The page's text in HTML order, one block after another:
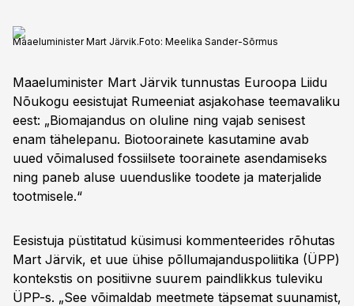
Maaeluminister Mart Järvik.Foto: Meelika Sander-Sõrmus
Maaeluminister Mart Järvik tunnustas Euroopa Liidu
Nõukogu eesistujat Rumeeniat asjakohase teemavaliku
eest: „Biomajandus on oluline ning vajab senisest
enam tähelepanu. Biotoorainete kasutamine avab
uued võimalused fossiilsete toorainete asendamiseks
ning paneb aluse uuenduslike toodete ja materjalide
tootmisele.“
Eesistuja püstitatud küsimusi kommenteerides rõhutas
Mart Järvik, et uue ühise põllumajanduspoliitika (ÜPP)
kontekstis on positiivne suurem paindlikkus tuleviku
ÜPP-s. „See võimaldab meetmete täpsemat suunamist,